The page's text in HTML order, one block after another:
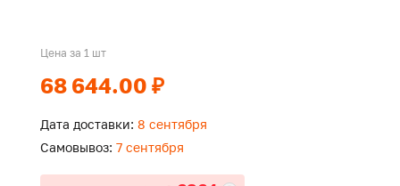
Цена за 1 шт
68 644.00 ₽
Дата доставки: 8 сентября
Самовывоз: 7 сентября